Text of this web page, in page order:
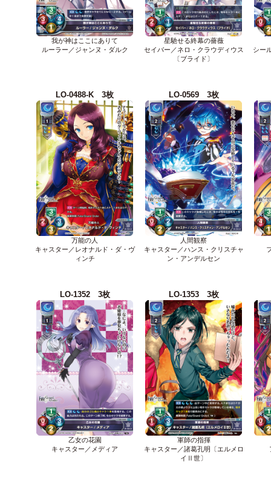
我が神はここにありて
ルーラー／ジャンヌ・ダルク
星馳せる終幕の薔薇
セイバー／ネロ・クラウディウス
〔ブライド〕
シー
LO-0488-K 3枚
万能の人
キャスター／レオナルド・ダ・ヴ
ィンチ
LO-0569 3枚
人間観察
キャスター／ハンス・クリスチャ
ン・アンデルセン
LO-1352 3枚
乙女の花園
キャスター／メディア
LO-1353 3枚
軍師の指揮
キャスター／諸葛孔明〔エルメロ
イⅡ世〕